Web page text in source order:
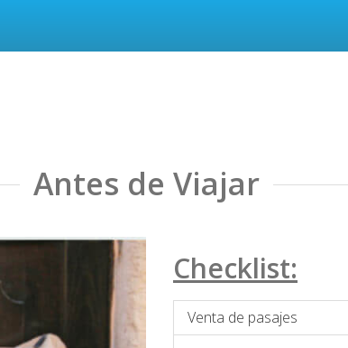
Antes de Viajar
Checklist:
Venta de pasajes